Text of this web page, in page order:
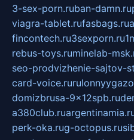
3-sex-porn.ruban-damn.ru
viagra-tablet.rufasbags.ru
fincontech.ru3sexporn.ru
rebus-toys.ruminelab-
seo-prodvizhenie-sajtov-
card-voice.ru
domizbrusa-9x12spb.ru
a380club.ru
perk-oka.rug-octopus.ru